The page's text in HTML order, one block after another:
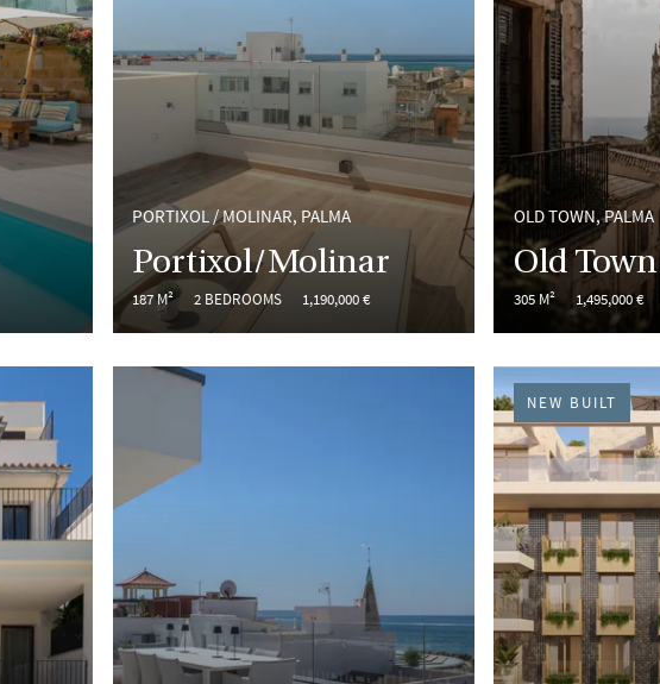
PORTIXOL / MOLINAR, PALMA
Portixol/Molinar
187 M² 2 BEDROOMS 1,190,000 €
OLD TOWN, PALMA
Old Town
305 M² 1,495,000 €
NEW BUILT